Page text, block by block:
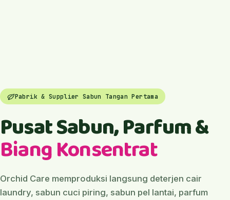
Pabrik & Supplier Sabun Tangan Pertama
Pusat Sabun, Parfum &
Biang Konsentrat
Orchid Care memproduksi langsung deterjen cair
laundry, sabun cuci piring, sabun pel lantai, parfum